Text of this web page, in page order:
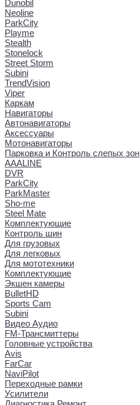
Dunobil
Neoline
ParkCity
Playme
Stealth
Stonelock
Street Storm
Subini
TrendVision
Viper
Каркам
Навигаторы
Автонавигаторы
Аксессуары
Мотонавигаторы
Парковка и Контроль слепых зон
AAALINE
DVR
ParkCity
ParkMaster
Sho-me
Steel Mate
Комплектующие
Контроль шин
Для грузовых
Для легковых
Для мототехники
Комплектующие
Экшен камеры
BulletHD
Sports Cam
Subini
Видео Аудио
FM-Трансмиттеры
Головные устройства
Avis
FarCar
NaviPilot
Переходные рамки
Усилители